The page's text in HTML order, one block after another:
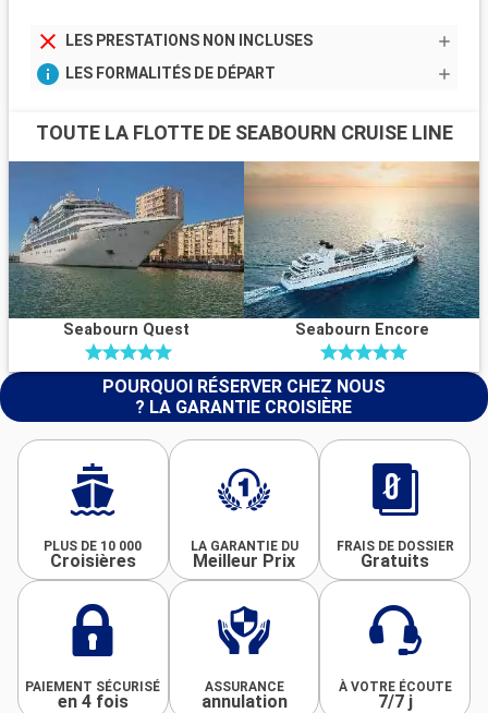
LES PRESTATIONS NON INCLUSES
LES FORMALITÉS DE DÉPART
TOUTE LA FLOTTE DE SEABOURN CRUISE LINE
Seabourn Quest Seabourn Encore
POURQUOI RÉSERVER CHEZ NOUS
? LA GARANTIE CROISIÈRE
PLUS DE 10 000
Croisières
LA GARANTIE DU
Meilleur Prix
FRAIS DE DOSSIER
Gratuits
PAIEMENT SÉCURISÉ
en 4 fois
ASSURANCE
annulation
À VOTRE ÉCOUTE
7/7 j